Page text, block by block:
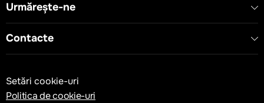
Urmărește-ne
Contacte
Setări cookie-uri
Politica de cookie-uri